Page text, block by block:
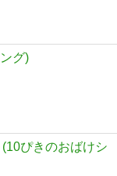
グ)
ぴきのおばけシ